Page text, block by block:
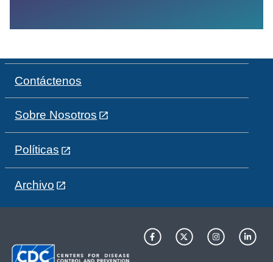
Contáctenos
Sobre Nosotros
Políticas
Archivo